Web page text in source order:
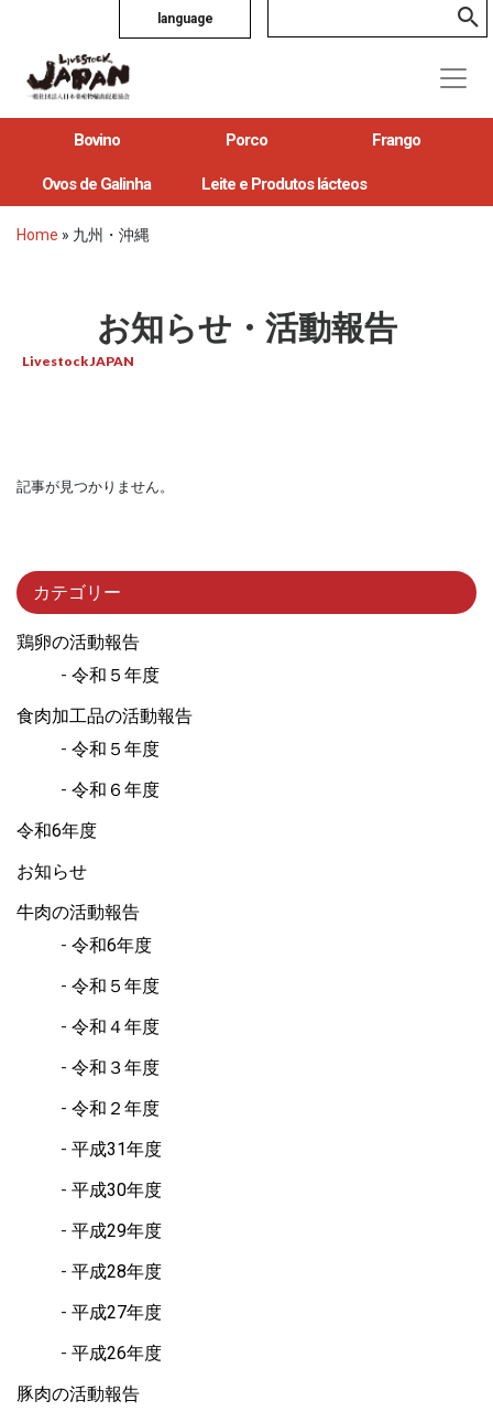
language
Bovino Porco Frango
Ovos de Galinha Leite e Produtos lácteos
Home » 九州・沖縄
お知らせ・活動報告
Livestock JAPAN
記事が見つかりません。
カテゴリー
鶏卵の活動報告
令和５年度
食肉加工品の活動報告
令和５年度
令和６年度
令和6年度
お知らせ
牛肉の活動報告
令和6年度
令和５年度
令和４年度
令和３年度
令和２年度
平成31年度
平成30年度
平成29年度
平成28年度
平成27年度
平成26年度
豚肉の活動報告